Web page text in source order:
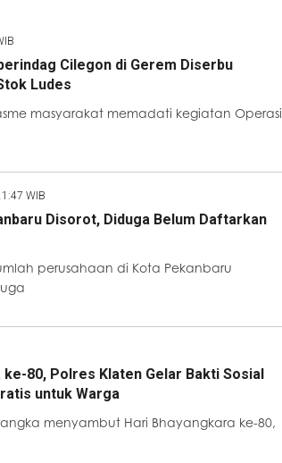
Cilegon di Gerem Diserbu
Ludes
masyarakat memadati kegiatan Operasi
WIB
Disorot, Diduga Belum Daftarkan
perusahaan di Kota Pekanbaru
80, Polres Klaten Gelar Bakti Sosial
untuk Warga
rangka menyambut Hari Bhayangkara ke-80,